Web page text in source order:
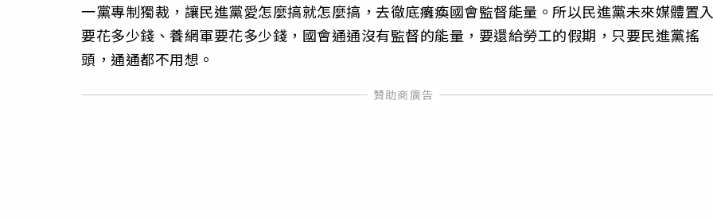
一黨專制獨裁，讓民進黨愛怎麼搞就怎麼搞，去徹底癱瘓國會監督能量。所以民進黨未來媒體置
要花多少錢、養網軍要花多少錢，國會通通沒有監督的能量，要還給勞工的假期，只要民進黨搖
頭，通通都不用想。